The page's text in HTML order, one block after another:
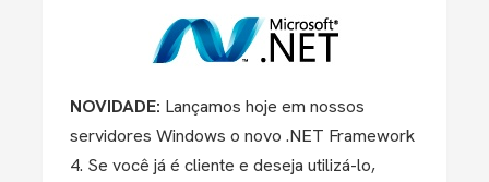
NOVIDADE: Lançamos hoje em nossos
servidores Windows o novo .NET Framework
4. Se você já é cliente e deseja utilizá-lo,